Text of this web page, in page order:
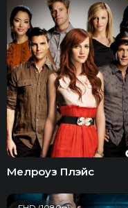
Мелроуз Плэйс